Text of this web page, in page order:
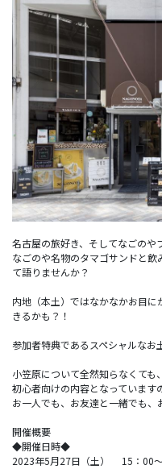
名古屋の旅好き、そしてなごのや
なごのや名物のタマゴサンドと
て語りませんか？
内地（本土）ではなかなかお目
きるかも？！
参加者特典であるスペシャルなお
小笠原について全然知らなくても
初心者向けの内容となっています
お一人でも、お友達と一緒でも、
開催概要
◆開催日時◆
2023年5月27日（土） 15：00～